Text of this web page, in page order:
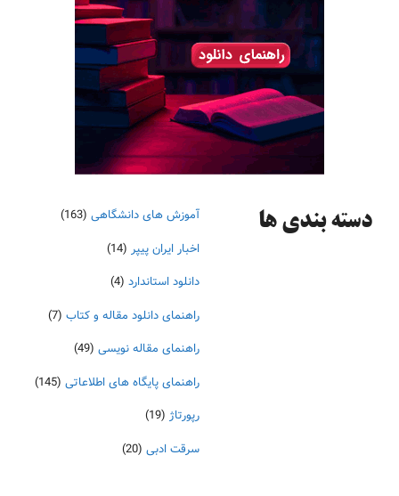
دسته‌ بندی ها آموزش های دانشگاهی (163)
اخبار ایران پیپر (14)
دانلود استاندارد (4)
راهنمای دانلود مقاله و کتاب (7)
راهنمای مقاله نویسی (49)
راهنمای پایگاه های اطلاعاتی (145)
رپورتاژ (19)
سرقت ادبی (20)